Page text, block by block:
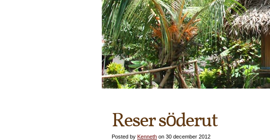
Reser söderut
Posted by Kenneth on 30 december 2012